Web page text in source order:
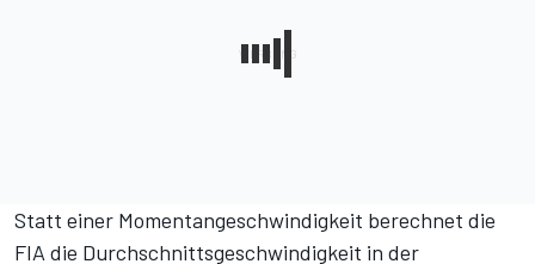
Statt einer Momentangeschwindigkeit berechnet die
FIA die Durchschnittsgeschwindigkeit in der